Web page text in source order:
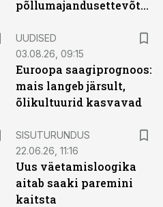
põllumajandusettevõtted
UUDISED
03.08.26, 09:15
Euroopa saagiprognoos:
mais langeb järsult,
õlikultuurid kasvavad
SISUTURUNDUS
22.06.26, 11:16
Uus väetamisloogika
aitab saaki paremini
kaitsta